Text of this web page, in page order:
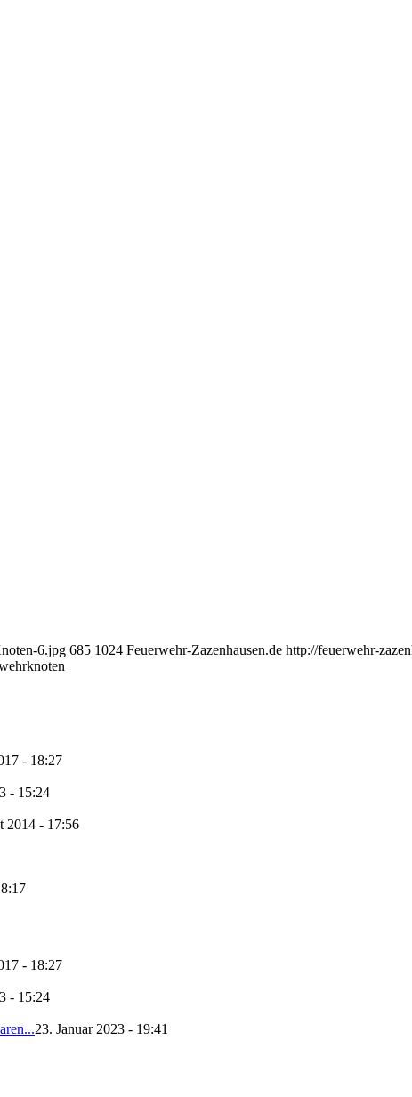
6.jpg 685 1024 Feuerwehr-Zazenhausen.de http://feuerwehr-
- 18:27
- 15:24
2014 - 17:56
- 18:27
- 15:24
23. Januar 2023 - 19:41